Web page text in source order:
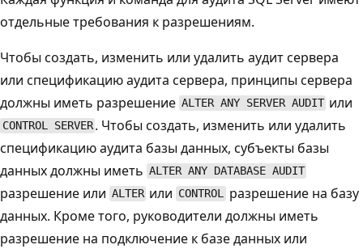
отдельные требования к разрешениям.
Чтобы создать, изменить или удалить аудит сервера
или спецификацию аудита сервера, принципы сервера
должны иметь разрешение ALTER ANY SERVER AUDIT или
CONTROL SERVER . Чтобы создать, изменить или удалить
спецификацию аудита базы данных, субъекты базы
данных должны иметь ALTER ANY DATABASE AUDIT
разрешение или ALTER или CONTROL разрешение на базу
данных. Кроме того, руководители должны иметь
разрешение на подключение к базе данных или